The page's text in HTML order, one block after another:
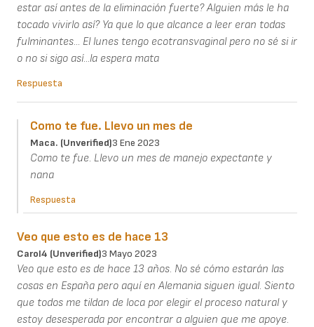
estar así antes de la eliminación fuerte? Alguien más le ha
tocado vivirlo así? Ya que lo que alcance a leer eran todas
fulminantes... El lunes tengo ecotransvaginal pero no sé si ir
o no si sigo así...la espera mata
Respuesta
Como te fue. Llevo un mes de
Maca. (unverified)3 Ene 2023
Como te fue. Llevo un mes de manejo expectante y
nana
Respuesta
Veo que esto es de hace 13
Carol4 (unverified)3 Mayo 2023
Veo que esto es de hace 13 años. No sé cómo estarán las
cosas en España pero aquí en Alemania siguen igual. Siento
que todos me tildan de loca por elegir el proceso natural y
estoy desesperada por encontrar a alguien que me apoye.